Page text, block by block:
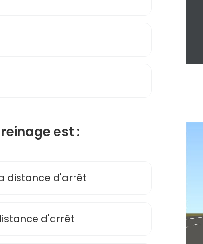
est :
distance d'arrêt
d'arrêt